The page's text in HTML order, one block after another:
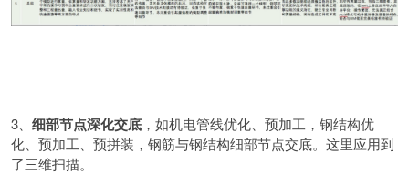
3、 细部节点深化交底 ，如机电管线优化、预加工，钢结构优
化、预加工、预拼装，钢筋与钢结构细部节点交底。这里应用到
了三维扫描。